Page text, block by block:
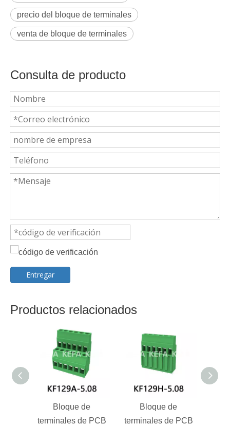
precio del bloque de terminales
venta de bloque de terminales
Consulta de producto
Entregar
Productos relacionados
Bloque de
terminales de PCB
Bloque de
terminales de PCB